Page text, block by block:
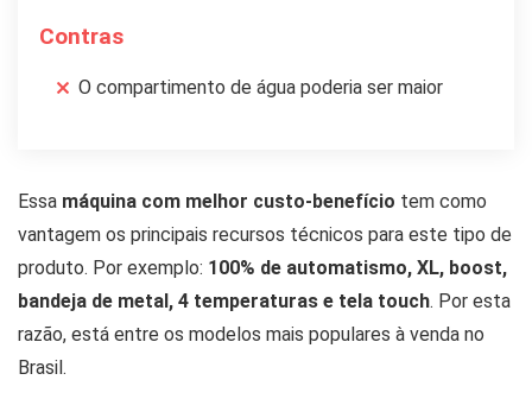
Contras
O compartimento de água poderia ser maior
Essa máquina com melhor custo-benefício tem como
vantagem os principais recursos técnicos para este tipo de
produto. Por exemplo: 100% de automatismo, XL, boost,
bandeja de metal, 4 temperaturas e tela touch. Por esta
razão, está entre os modelos mais populares à venda no
Brasil.